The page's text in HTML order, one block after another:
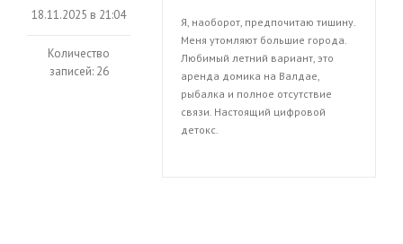
18.11.2025 в 21:04
Количество
записей: 26
Я, наоборот, предпочитаю тишину.
Меня утомляют большие города.
Любимый летний вариант, это
аренда домика на Валдае,
рыбалка и полное отсутствие
связи. Настоящий цифровой
детокс.